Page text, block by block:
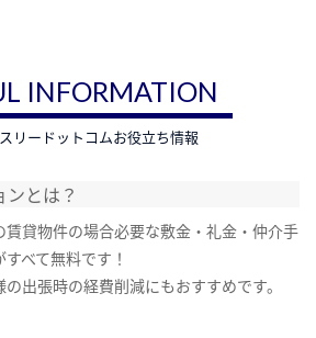
INFORMATION
リードットコムお役立ち情報
とは？
賃貸物件の場合必要な敷金・礼金・仲介手
べて無料です！
の出張時の経費削減にもおすすめです。